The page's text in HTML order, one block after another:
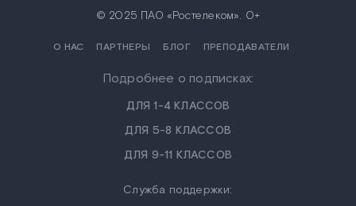
© 2025 ПАО «Ростелеком». 0+
О НАС ПАРТНЕРЫ БЛОГ ПРЕПОДАВАТЕЛИ
Подробнее о подписках:
ДЛЯ 1-4 КЛАССОВ
ДЛЯ 5-8 КЛАССОВ
ДЛЯ 9-11 КЛАССОВ
Служба поддержки: